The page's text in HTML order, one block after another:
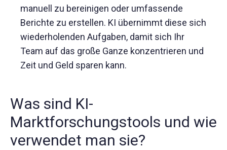
manuell zu bereinigen oder umfassende
Berichte zu erstellen. KI übernimmt diese sich
wiederholenden Aufgaben, damit sich Ihr
Team auf das große Ganze konzentrieren und
Zeit und Geld sparen kann.
Was sind KI-
Marktforschungstools und wie
verwendet man sie?